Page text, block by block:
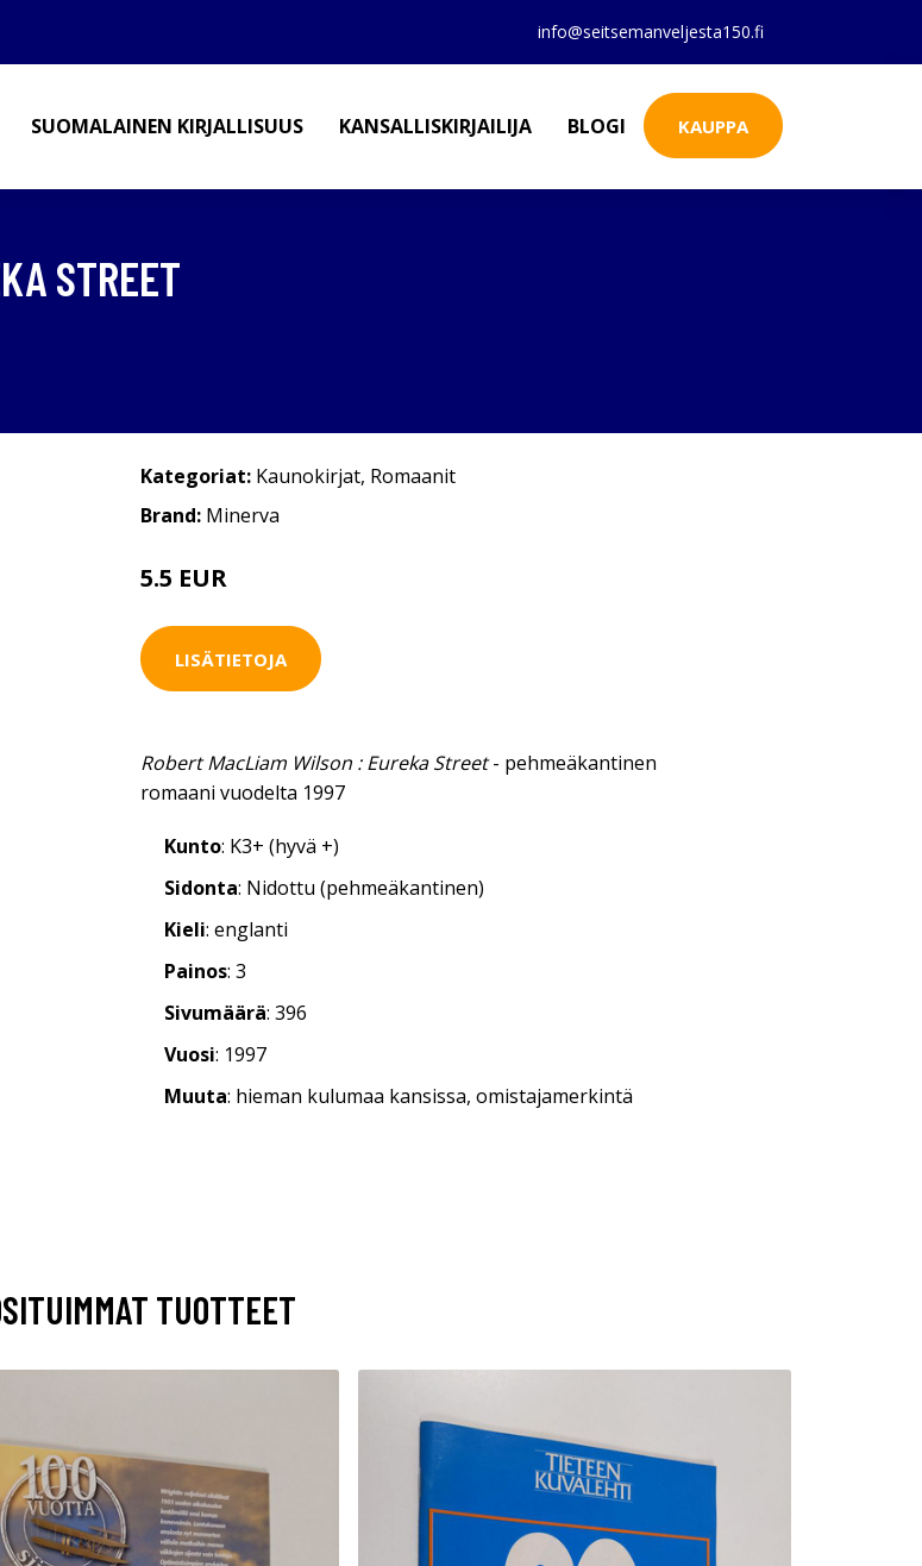
info@seitsemanveljesta150.fi
SUOMALAINEN KIRJALLISUUS KANSALLISKIRJAILIJA BLOGI KAUPPA
STREET
Kategoriat: Kaunokirjat, Romaanit
Brand: Minerva
5.5 EUR
LISÄTIETOJA
Robert MacLiam Wilson : Eureka Street- pehmeäkantinen
romaani vuodelta 1997
Kunto: K3+ (hyvä +)
Sidonta: Nidottu (pehmeäkantinen)
Kieli: englanti
Painos: 3
Sivumäärä: 396
Vuosi: 1997
Muuta: hieman kulumaa kansissa, omistajamerkintä
TUOTTEET